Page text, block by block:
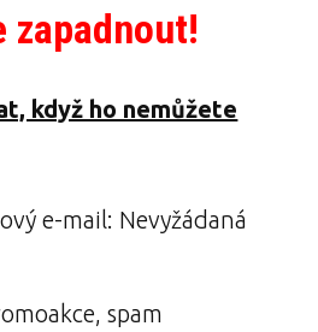
zapadnout!
když ho nemůžete
e-mail: Nevyžádaná
spam